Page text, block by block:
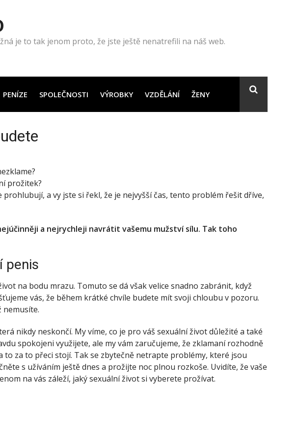
je to tak jenom proto, že jste ještě nenatrefili na náš web.
PENÍZE SPOLEČNOSTI VÝROBKY VZDĚLÁNÍ ŽENY
prožitek?
a vy jste si řekl, že je nejvyšší čas, tento problém řešit dříve,
a nejrychleji navrátit vašemu mužství sílu. Tak toho
penis
na bodu mrazu. Tomuto se dá však velice snadno zabránit, když
vás, že během krátké chvíle budete mít svoji chloubu v pozoru.
nemusíte.
nikdy neskončí. My víme, co je pro váš sexuální život důležité a také
spokojeni využijete, ale my vám zaručujeme, že zklamaní rozhodně
za to přeci stojí. Tak se zbytečně netrapte problémy, které jsou
s užíváním ještě dnes a prožijte noc plnou rozkoše. Uvidíte, že vaše
na vás záleží, jaký sexuální život si vyberete prožívat.